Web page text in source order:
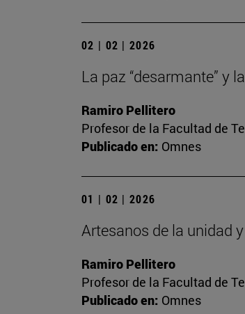
02 | 02 | 2026
La paz “desarmante” y
Ramiro Pellitero
Profesor de la Facultad de
Publicado en: Omnes
01 | 02 | 2026
Artesanos de la unidad
Ramiro Pellitero
Profesor de la Facultad de
Publicado en: Omnes